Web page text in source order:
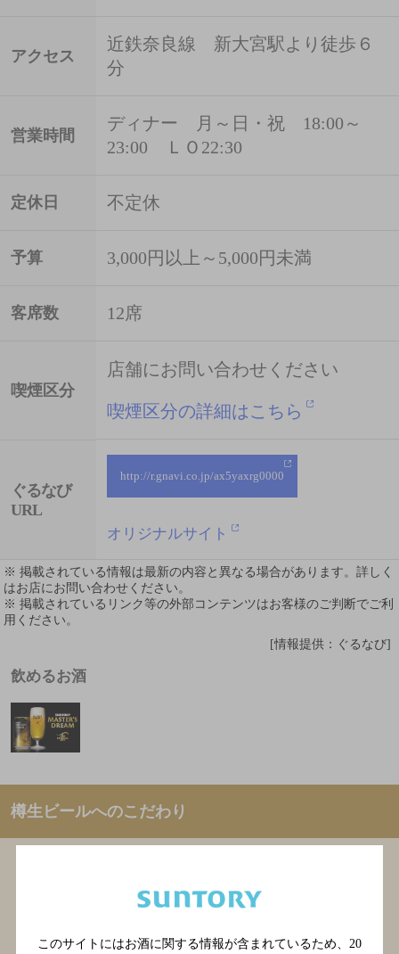
アクセス
近鉄奈良線 新大宮駅より徒歩６
分
営業時間
ディナー 月～日・祝 18:00～
23:00 ＬＯ22:30
定休日 不定休
予算 3,000円以上～5,000円未満
客席数 12席
喫煙区分
店舗にお問い合わせください
喫煙区分の詳細はこちら
ぐるなび
URL
http://r.gnavi.co.jp/ax5yaxrg0000
オリジナルサイト
※ 掲載されている情報は最新の内容と異なる場合があります。詳しく
はお店にお問い合わせください。
※ 掲載されているリンク等の外部コンテンツはお客様のご判断でご利
用ください。
[情報提供：ぐるなび]
飲めるお酒
樽生ビールへのこだわり
高の生ビールをお客様に！との想いで提供しており
このサイトにはお酒に関する情報が含まれているため、 20